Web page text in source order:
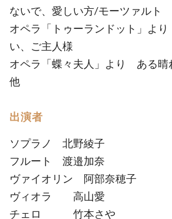
ないで、愛しい方/モーツァ
オペラ「トゥーランドット」よ
い、ご主人様
オペラ「蝶々夫人」より ある晴
他
出演者
ソプラノ 北野綾子
フルート 渡邉加奈
ヴァイオリン 阿部奈穂子
ヴィオラ 高山愛
チェロ 竹本さや